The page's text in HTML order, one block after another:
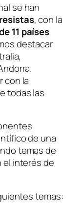
se han
, con la
11 países
destacar
con la
todas las
de una
temas de
el interés de
temas: